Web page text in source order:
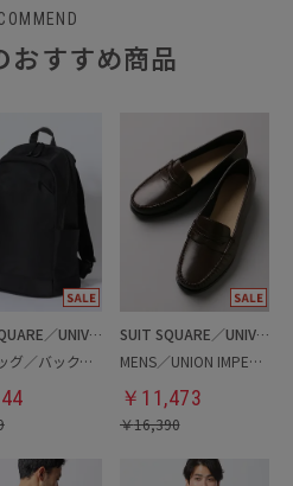
おすすめ商品
SUIT SQUARE／UNIVERSAL LANGUAGE
最高バッグ／バックパック
SUIT SQUARE／UNIVERSAL LANGUAGE
MENS／UNION IMPERIAL監修／コインローファー
￥ 11,473
￥16,390